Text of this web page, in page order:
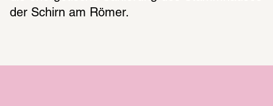
der Schirn am Römer.